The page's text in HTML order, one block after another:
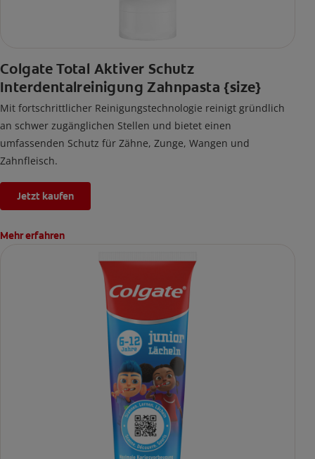
Colgate Total Aktiver Schutz
Interdentalreinigung Zahnpasta {size}
Mit fortschrittlicher Reinigungstechnologie reinigt gründlich
an schwer zugänglichen Stellen und bietet einen
umfassenden Schutz für Zähne, Zunge, Wangen und
Zahnfleisch.
Jetzt kaufen
Mehr erfahren